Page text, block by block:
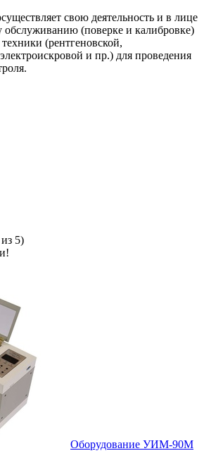
свою деятельность и в лице
обслуживанию (поверке и калибровке)
(рентгеновской,
и пр.) для проведения
5)
Оборудование УИМ-90М